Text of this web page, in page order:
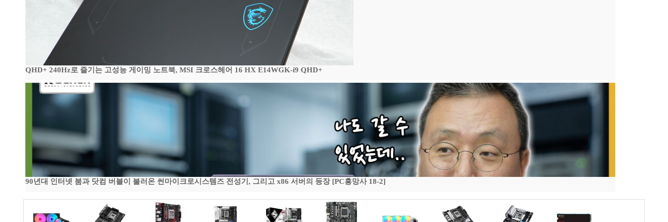
QHD+ 240Hz로 즐기는 고성능 게이밍 노트북, MSI 크로스헤어 16 HX E14WGK-i9 QHD+
90년대 인터넷 붐과 닷컴 버블이 불러온 썬마이크로시스템즈 전성기, 그리고 x86 서버의 등장 [PC흥망사 18-2]